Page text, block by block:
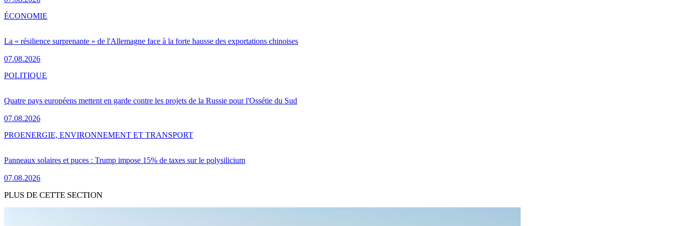
La « résilience surprenante » de l'Allemagne face à la forte hausse des exportations chinoises
07.08.2026
ÉCONOMIE
Quatre pays européens mettent en garde contre les projets de la Russie pour l'Ossétie du Sud
07.08.2026
POLITIQUE
Panneaux solaires et puces : Trump impose 15% de taxes sur le polysilicium
07.08.2026
PROENERGIE, ENVIRONNEMENT ET TRANSPORT
PLUS DE CETTE SECTION